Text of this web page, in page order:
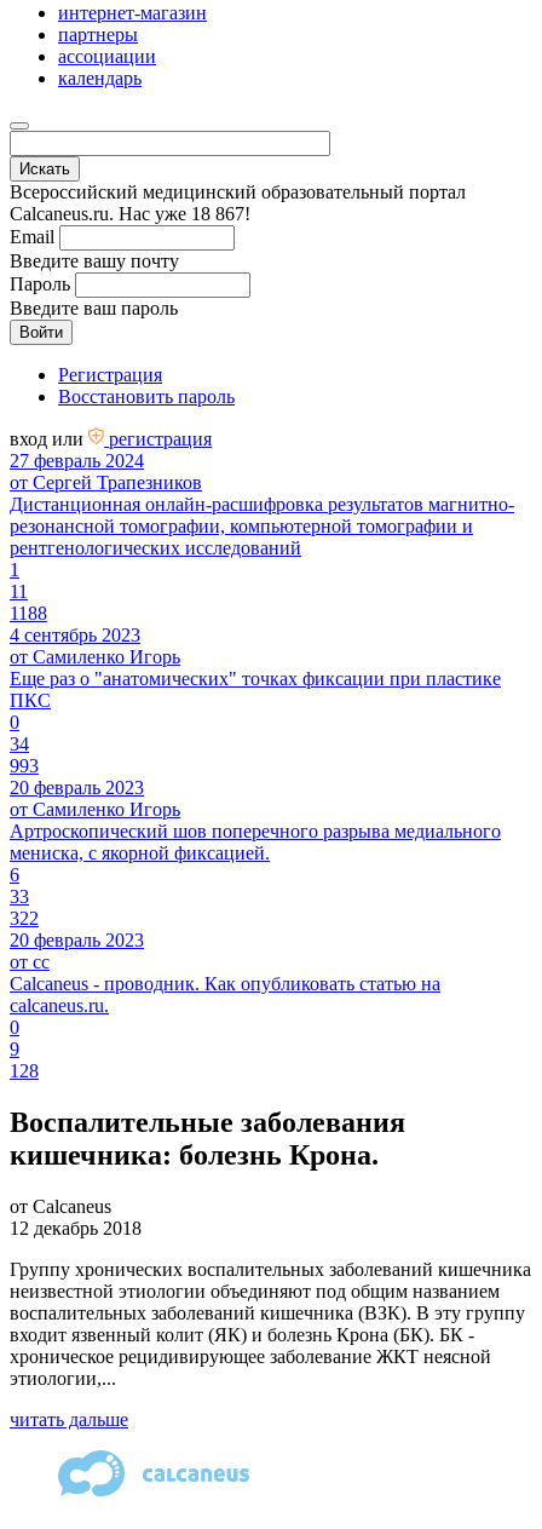
интернет-магазин
партнеры
ассоциации
календарь
Всероссийский медицинский образовательный портал
Calcaneus.ru. Нас уже 18 867!
Email
Введите вашу почту
Пароль
Введите ваш пароль
Регистрация
Восстановить пароль
вход или
регистрация
27 февраль 2024
от Сергей Трапезников
Дистанционная онлайн-расшифровка результатов магнитно-
резонансной томографии, компьютерной томографии и
рентгенологических исследований
1
11
1188
4 сентябрь 2023
от Самиленко Игорь
Еще раз о "анатомических" точках фиксации при пластике
ПКС
0
34
993
20 февраль 2023
от Самиленко Игорь
Артроскопический шов поперечного разрыва медиального
мениска, с якорной фиксацией.
6
33
322
20 февраль 2023
от cc
Calcaneus - проводник. Как опубликовать статью на
calcaneus.ru.
0
9
128
Воспалительные заболевания
кишечника: болезнь Крона.
от Calcaneus
12 декабрь 2018
Группу хронических воспалительных заболеваний кишечника
неизвестной этиологии объединяют под общим названием
воспалительных заболеваний кишечника (ВЗК). В эту группу
входит язвенный колит (ЯК) и болезнь Крона (БК). БК -
хроническое рецидивирующее заболевание ЖКТ неясной
этиологии,...
читать дальше